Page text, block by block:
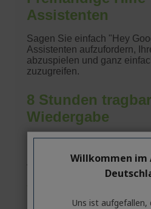
Willkommen im
Uns ist aufgefallen,